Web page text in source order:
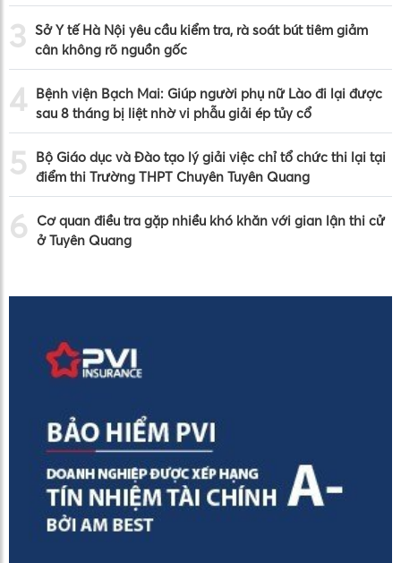
3 Sở Y tế Hà Nội yêu cầu kiểm tra, rà soát bút tiêm giảm
cân không rõ nguồn gốc
4 Bệnh viện Bạch Mai: Giúp người phụ nữ Lào đi lại được
sau 8 tháng bị liệt nhờ vi phẫu giải ép tủy cổ
5
Bộ Giáo dục và Đào tạo lý giải việc chỉ tổ chức thi lại tại
điểm thi Trường THPT Chuyên Tuyên Quang
6
Cơ quan điều tra gặp nhiều khó khăn với gian lận thi cử
ở Tuyên Quang